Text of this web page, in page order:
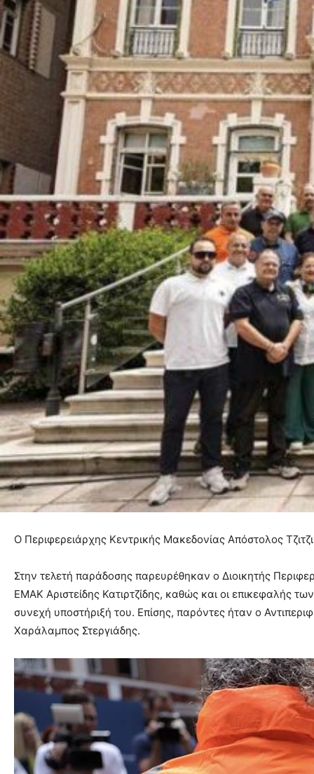
Ο Περιφερειάρχης Κεντρικής Μακεδονίας Απόστολος
Στην τελετή παράδοσης παρευρέθηκαν ο Διοικητής
ΕΜΑΚ Αριστείδης Κατιρτζίδης, καθώς και οι επικεφαλής
συνεχή υποστήριξή του. Επίσης, παρόντες ήταν ο
Χαράλαμπος Στεργιάδης.